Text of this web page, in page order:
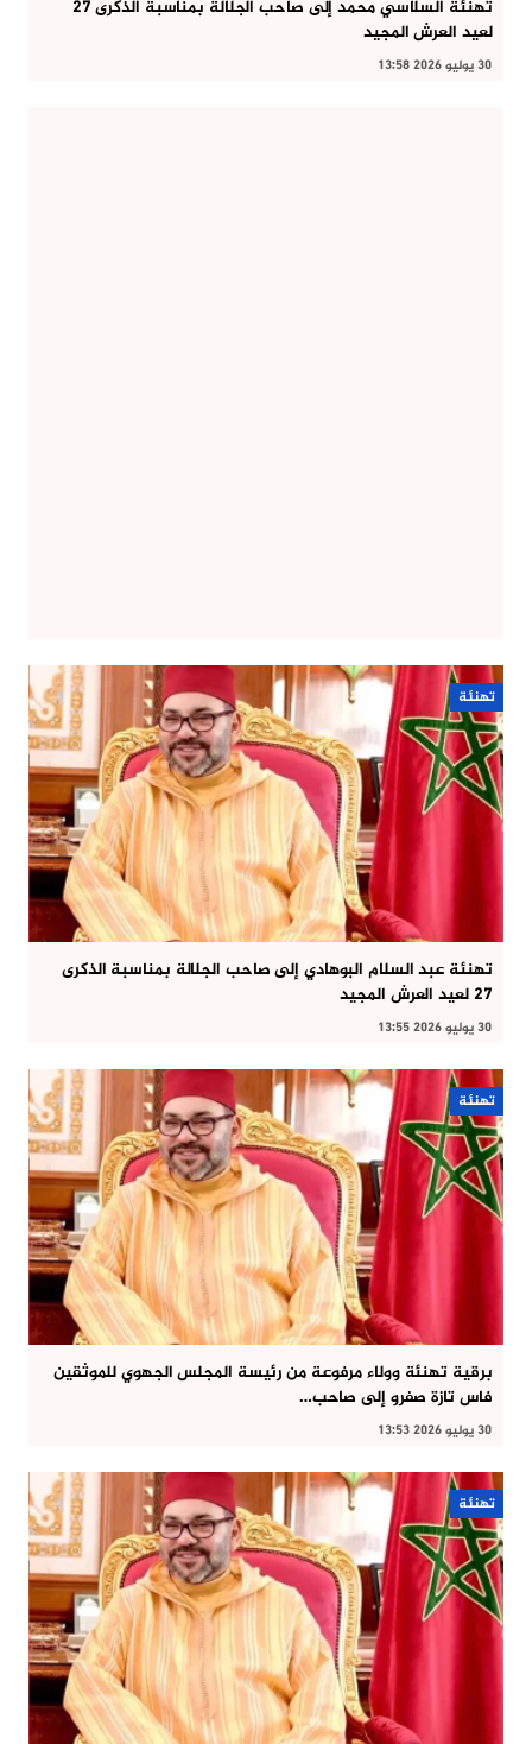
تهنئة السلاسي محمد إلى صاحب الجلالة بمناسبة الذكرى 27
لعيد العرش المجيد
30 يوليو 2026 13:58
تهنئة
تهنئة عبد السلام البوهادي إلى صاحب الجلالة بمناسبة الذكرى
27 لعيد العرش المجيد
30 يوليو 2026 13:55
تهنئة
برقية تهنئة وولاء مرفوعة من رئيسة المجلس الجهوي للموثقين
فاس تازة صفرو إلى صاحب…
30 يوليو 2026 13:53
تهنئة